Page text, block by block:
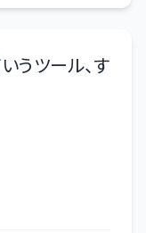
うツール、す